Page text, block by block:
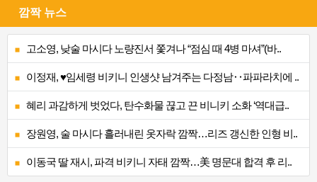
깜짝 뉴스
고소영, 낮술 마시다 노량진서 쫓겨나 “점심 때 4병 마셔”(바..
이정재, ♥임세령 비키니 인생샷 남겨주는 다정남‥파파라치에 ..
혜리 과감하게 벗었다, 탄수화물 끊고 끈 비니키 소화 ‘역대급..
장원영, 술 마시다 흘러내린 옷자락 깜짝…리즈 갱신한 인형 비..
이동국 딸 재시, 파격 비키니 자태 깜짝…美 명문대 합격 후 리..